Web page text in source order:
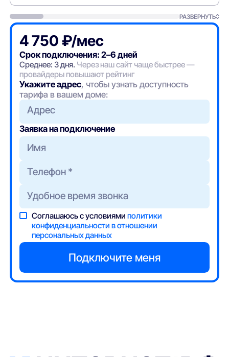
РАЗВЕРНУТЬ
4 750 ₽/мес
Срок подключения: 2–6 дней
Среднее: 3 дня. Через наш сайт чаще быстрее —
провайдеры повышают рейтинг
Укажите адрес, чтобы узнать доступность
тарифа в вашем доме:
Адрес
Заявка на подключение
Соглашаюсь с условиямиполитики
конфиденциальности в отношении
персональных данных